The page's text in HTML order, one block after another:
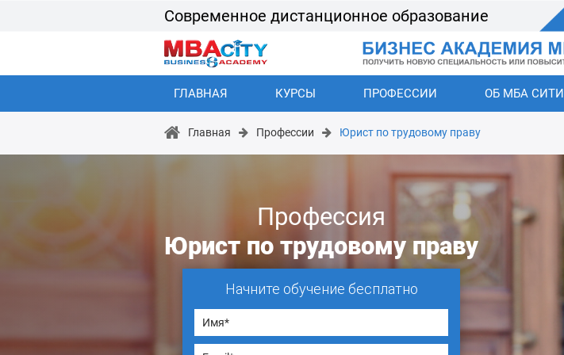
Современное дистанционное образование
ГЛАВНАЯ КУРСЫ ПРОФЕССИИ ОБ МБА СИТИ
Главная Профессии Юрист по трудовому праву
Профессия
Юрист по трудовому праву
Начните обучение бесплатно